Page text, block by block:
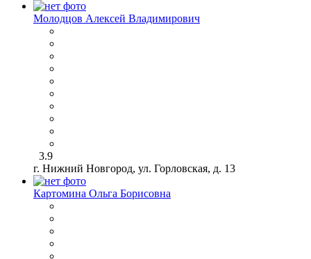
Молодцов Алексей Владимирович
3.9
г. Нижний Новгород, ул. Горловская, д. 13
Картомина Ольга Борисовна